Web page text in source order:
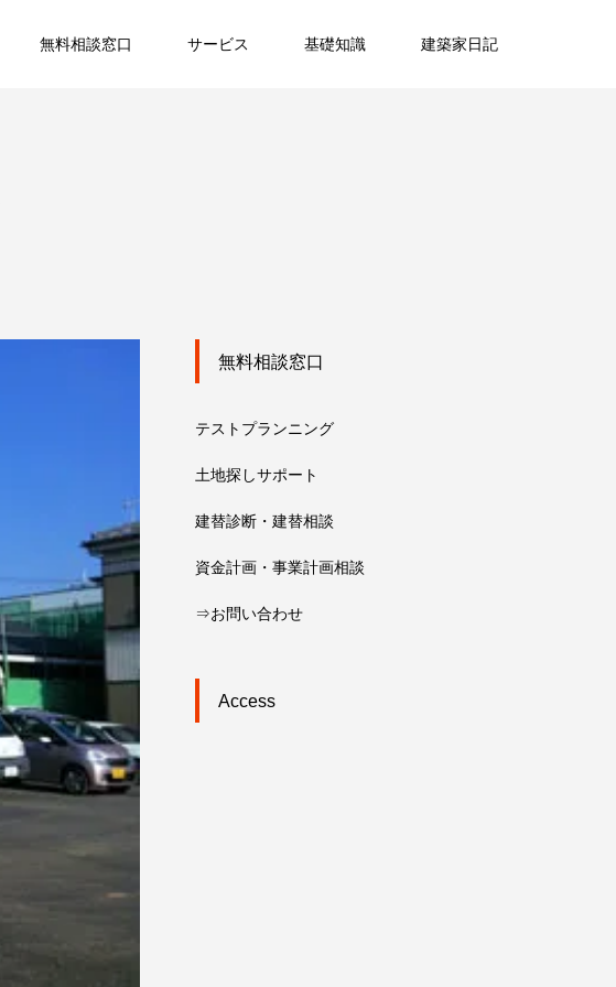
無料相談窓口 サービス 基礎知識 建築家日記
無料相談窓口
テストプランニング
土地探しサポート
建替診断・建替相談
資金計画・事業計画相談
⇒お問い合わせ
Access